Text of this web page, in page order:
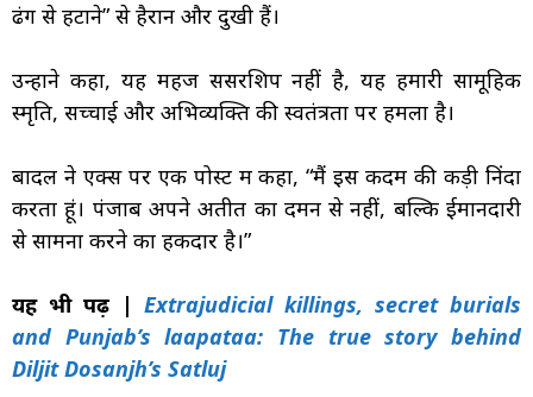
ढंग से हटाने” से हैरान और दुखी हैं।
उन्होंने कहा, यह महज सेंसरशिप नहीं है, यह हमारी सामूहिक
स्मृति, सच्चाई और अभिव्यक्ति की स्वतंत्रता पर हमला है।
बादल ने एक्स पर एक पोस्ट में कहा, “मैं इस कदम की कड़ी निंदा
करता हूं। पंजाब अपने अतीत का दमन से नहीं, बल्कि ईमानदारी
से सामना करने का हकदार है।”
यह भी पढ़ें |Extrajudicial killings, secret burials
and Punjab’s laapataa: The true story behind
Diljit Dosanjh’s Satluj